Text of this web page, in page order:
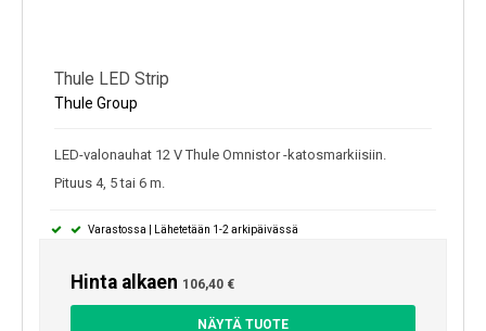
Thule LED Strip
Thule Group
LED-valonauhat 12 V Thule Omnistor -katosmarkiisiin.
Pituus 4, 5 tai 6 m.
Varastossa | Lähetetään 1-2 arkipäivässä
Hinta alkaen 106,40 €
NÄYTÄ TUOTE